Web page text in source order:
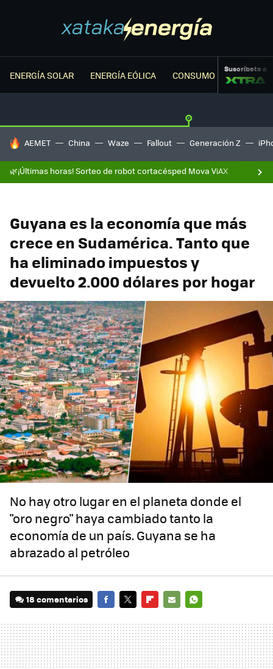
ENERGÍA SOLAR ENERGÍA EÓLICA CONSUMO ENERGÉTICO
Suscríbete a
HOY SE HABLA DE
AEMET China Waze Fallout Generación Z
🌿¡Últimas horas! Sorteo de robot cortacésped Mova ViAX
Guyana es la economía que más
crece en Sudamérica. Tanto que
ha eliminado impuestos y
devuelto 2.000 dólares por hogar
No hay otro lugar en el planeta donde el
"oro negro" haya cambiado tanto la
economía de un país. Guyana se ha
abrazado al petróleo
18 comentarios
MAIL